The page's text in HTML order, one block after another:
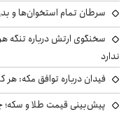
سرطان تمام استخوان‌ها و
سخنگوی ارتش درباره تنگه
ندارد
فیدان درباره توافق مکه:
پیش‌بینی قیمت طلا و سکه؛